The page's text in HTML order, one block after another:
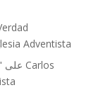
Adventista
Carlos على